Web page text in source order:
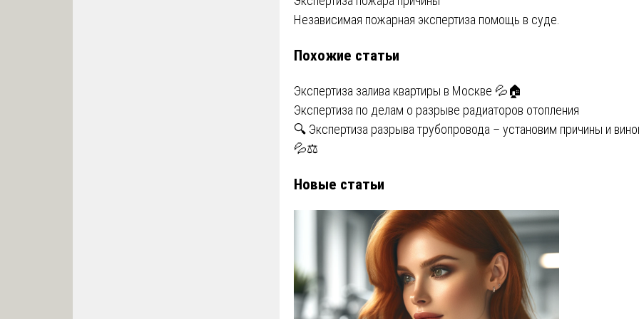
записям
Независимая пожарная экспертиза помощь в суде.
Похожие статьи
Экспертиза залива квартиры в Москве 💦🏠
Экспертиза по делам о разрыве радиаторов отопления
🔍 Экспертиза разрыва трубопровода – установим причины и
💦⚖️
Новые статьи